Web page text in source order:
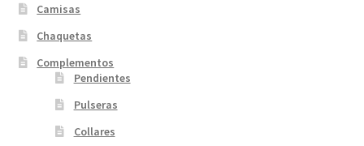
Camisas
Chaquetas
Complementos
Pendientes
Pulseras
Collares